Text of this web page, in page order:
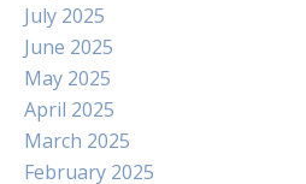
July 2025
June 2025
May 2025
April 2025
March 2025
February 2025